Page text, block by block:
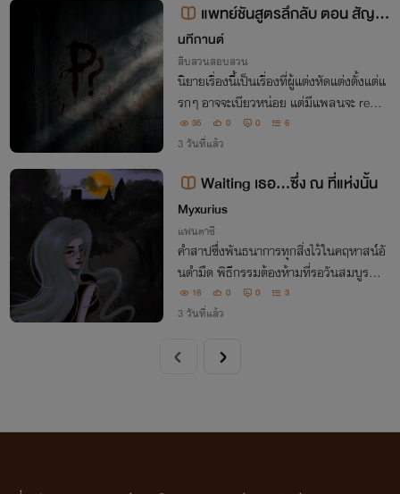
แพทย์ชันสูตรลึกลับ ตอน สัญลั
กษณ์แห่งความตาย
นทีกานต์
สืบสวนสอบสวน
นิยายเรื่องนี้เป็นเรื่องที่ผู้แต่งหัดแต่งตั้งแต่แ
รกๆ อาจจะเบียวหน่อย แต่มีแพลนจะ rewrit
e หากใครชอบแนวนี้ช่วยกดใจให้ไรท์ด้วยนะ
คะ กราบ1 กราบ 2 กราบ3
35 0 0 6
3 วันที่แล้ว
Waiting เธอ...ซึ่ง ณ ที่แห่งนั้น
Myxurius
แฟนตาซี
คำสาปซึ่งพันธนาการทุกสิ่งไว้ในคฤหาสน์อั
นดำมืด พิธีกรรมต้องห้ามที่รอวันสมบูรณ์
ณ กลางป่าลึกซึ่งไม่มีผู้ใดสามารถค้นพบ เธ
อ...ยังคงรออยู่ที่นั่น
18 0 0 3
3 วันที่แล้ว